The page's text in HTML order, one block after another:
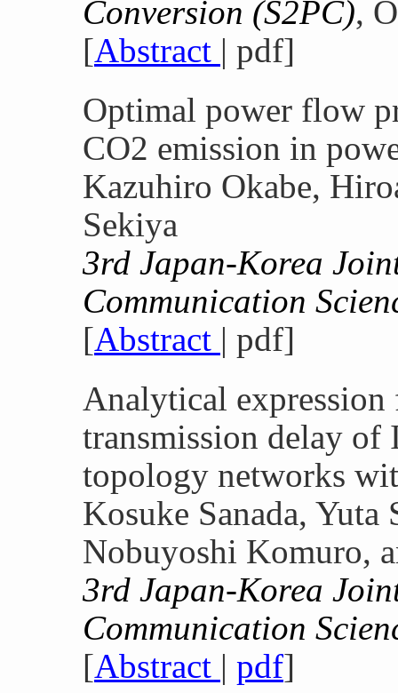
Conversion (S2PC),
[Abstract | pdf]
Optimal power flow
CO2 emission in
Kazuhiro Okabe,
Sekiya
3rd Japan-Korea
Communication
[Abstract | pdf]
Analytical
transmission delay of
topology networks
Kosuke Sanada,
Nobuyoshi Komuro,
3rd Japan-Korea
Communication
[Abstract | pdf]